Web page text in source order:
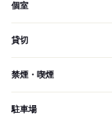
個室
貸切
禁煙・喫煙
駐車場